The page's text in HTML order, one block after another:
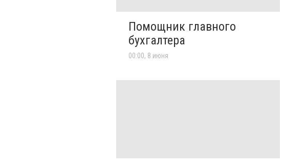
Помощник главного
бухгалтера
00:00, 8 июня